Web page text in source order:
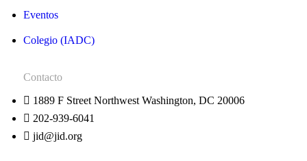
Eventos
Colegio (IADC)
Contacto
1889 F Street Northwest Washington, DC 20006
202-939-6041
jid@jid.org